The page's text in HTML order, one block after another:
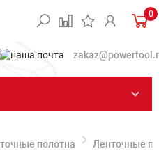
0
полотна Ленточные